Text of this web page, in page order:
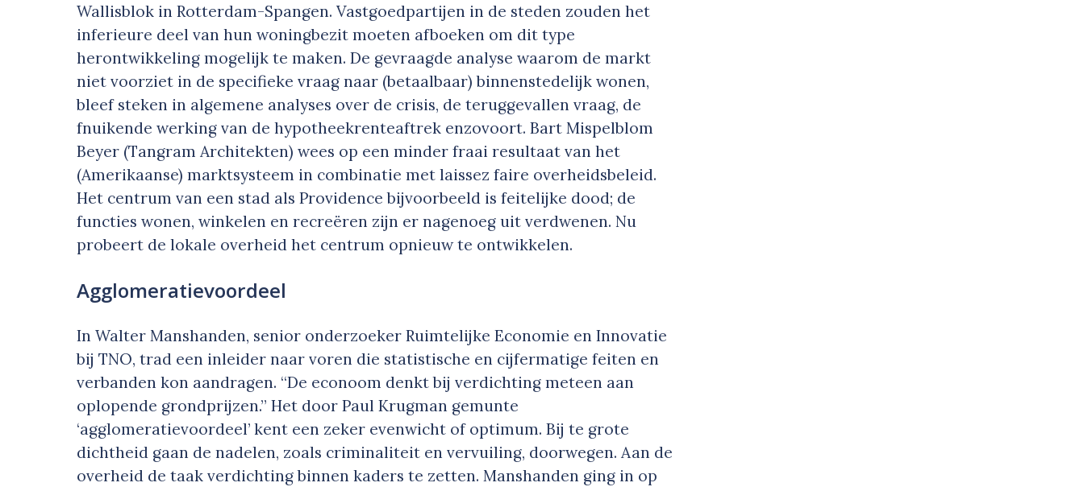
Wallisblok in Rotterdam-Spangen. Vastgoedpartijen in de steden zouden het
inferieure deel van hun woningbezit moeten afboeken om dit type
herontwikkeling mogelijk te maken. De gevraagde analyse waarom de markt
niet voorziet in de specifieke vraag naar (betaalbaar) binnenstedelijk wonen,
bleef steken in algemene analyses over de crisis, de teruggevallen vraag, de
fnuikende werking van de hypotheekrenteaftrek enzovoort. Bart Mispelblom
Beyer (Tangram Architekten) wees op een minder fraai resultaat van het
(Amerikaanse) marktsysteem in combinatie met laissez faire overheidsbeleid.
Het centrum van een stad als Providence bijvoorbeeld is feitelijke dood; de
functies wonen, winkelen en recreëren zijn er nagenoeg uit verdwenen. Nu
probeert de lokale overheid het centrum opnieuw te ontwikkelen.
Agglomeratievoordeel
In Walter Manshanden, senior onderzoeker Ruimtelijke Economie en Innovatie
bij TNO, trad een inleider naar voren die statistische en cijfermatige feiten en
verbanden kon aandragen. “De econoom denkt bij verdichting meteen aan
oplopende grondprijzen.” Het door Paul Krugman gemunte
‘agglomeratievoordeel’ kent een zeker evenwicht of optimum. Bij te grote
dichtheid gaan de nadelen, zoals criminaliteit en vervuiling, doorwegen. Aan de
overheid de taak verdichting binnen kaders te zetten. Manshanden ging in op